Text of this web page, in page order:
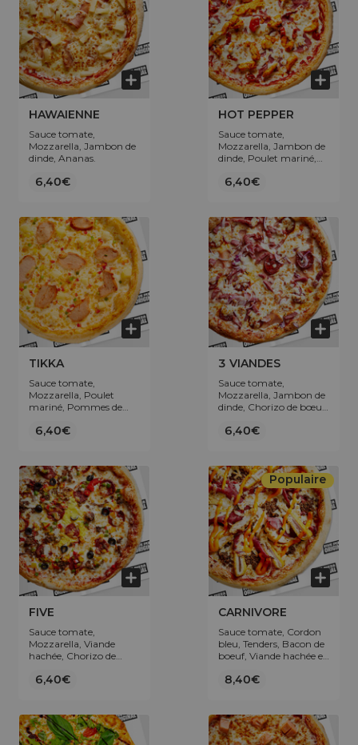
HAWAIENNE
Sauce tomate,
Mozzarella, Jambon de
dinde, Ananas.
6,40€
HOT PEPPER
Sauce tomate,
Mozzarella, Jambon de
dinde, Poulet mariné,
6,40€
TIKKA
Sauce tomate,
Mozzarella, Poulet
mariné, Pommes de
6,40€
3 VIANDES
Sauce tomate,
Mozzarella, Jambon de
dinde, Chorizo de bœuf,
Oignons.
6,40€
FIVE
Sauce tomate,
Mozzarella, Viande
hachée, Chorizo de
Olives.
6,40€
CARNIVORE
Sauce tomate, Cordon
bleu, Tenders, Bacon de
boeuf, Viande hachée et
8,40€
Populaire